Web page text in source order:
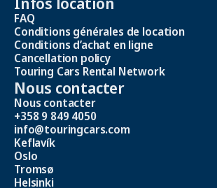
FAQ
Conditions générales de location
Conditions d’achat en ligne
Cancellation policy
Touring Cars Rental Network
Nous contacter
Nous contacter
+358 9 849 4050
info@touringcars.com
Keflavík
Oslo
Tromsø
Helsinki